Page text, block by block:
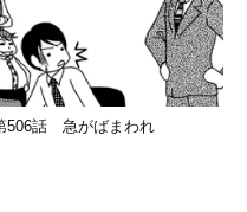
506話 急がばまわれ